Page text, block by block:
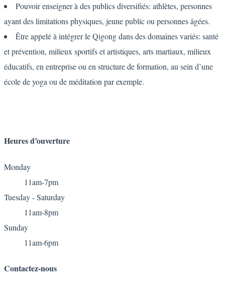
Pouvoir enseigner à des publics diversifiés: athlètes, personnes
ayant des limitations physiques, jeune public ou personnes âgées.
Être appelé à intégrer le Qigong dans des domaines variés: santé
et prévention, milieux sportifs et artistiques, arts martiaux, milieux
éducatifs, en entreprise ou en structure de formation, au sein d’une
école de yoga ou de méditation par exemple.
Heuresd’ouverture
Monday
11am-7pm
Tuesday - Saturday
11am-8pm
Sunday
11am-6pm
Contactez-nous